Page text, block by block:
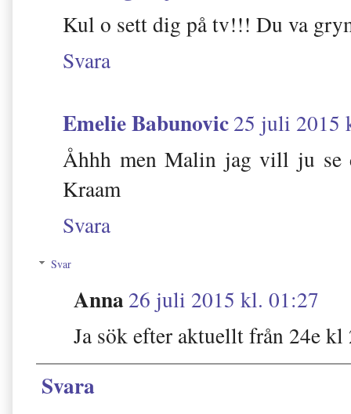
Kul o sett dig på tv!!! Du va
Svara
Emelie Babunovic25 juli 2015
Åhhh men Malin jag vill ju se
Kraam
Svara
Svar
Anna26 juli 2015 kl. 01:27
Ja sök efter aktuellt från 24e kl
Svara